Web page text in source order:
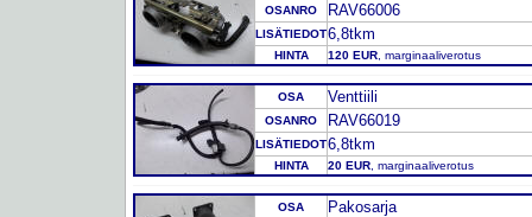
OSANRO RAV66006
LISÄTIEDOT6,8tkm
HINTA 120 EUR , marginaaliverotus
OSA Venttiili
OSANRO RAV66019
LISÄTIEDOT6,8tkm
HINTA 20 EUR , marginaaliverotus
OSA Pakosarja